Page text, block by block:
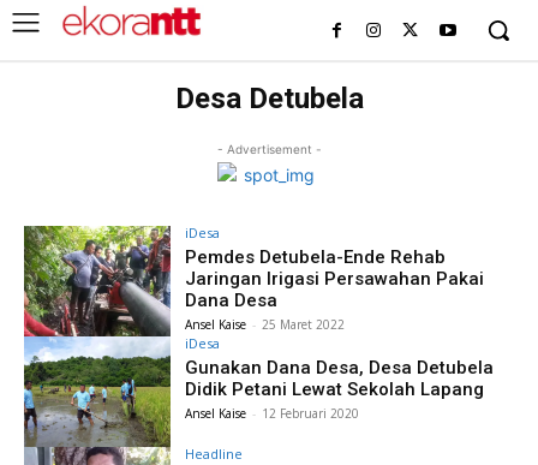
Desa Detubela
- Advertisement -
iDesa
Pemdes Detubela-Ende Rehab
Jaringan Irigasi Persawahan Pakai
Dana Desa
Ansel Kaise - 25 Maret 2022
iDesa
Gunakan Dana Desa, Desa Detubela
Didik Petani Lewat Sekolah Lapang
Ansel Kaise - 12 Februari 2020
Headline